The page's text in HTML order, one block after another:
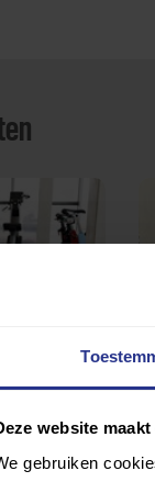
website
gebruiken